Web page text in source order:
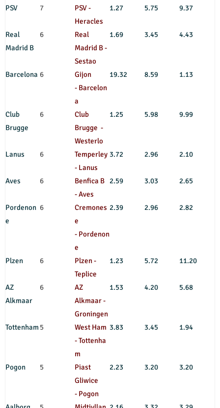
PSV 7
PSV -
Heracles
1.27 5.75 9.37
Real
Madrid B
6
Real
Madrid B -
Sestao
1.69 3.45 4.43
Barcelona 6
Gijon
- Barcelon
a
19.32 8.59 1.13
Club
Brugge
6
Club
Brugge -
Westerlo
1.25 5.98 9.99
Lanus 6
Temperley
- Lanus
3.72 2.96 2.10
Aves 6
Benfica B
- Aves
2.59 3.03 2.65
Pordenon
e
6
Cremones
e
- Pordenon
e
2.39 2.96 2.82
Plzen 6
Plzen -
Teplice
1.23 5.72 11.20
AZ
Alkmaar
6
AZ
Alkmaar -
Groningen
1.53 4.20 5.68
Tottenham 5
West Ham
- Tottenha
m
3.83 3.45 1.94
Pogon 5
Piast
Gliwice
- Pogon
2.23 3.20 3.20